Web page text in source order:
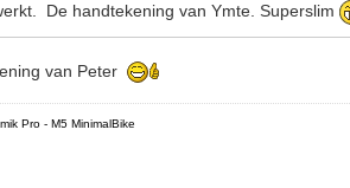
De handtekening van Ymte. Superslim
van Peter
Pro - M5 MinimalBike